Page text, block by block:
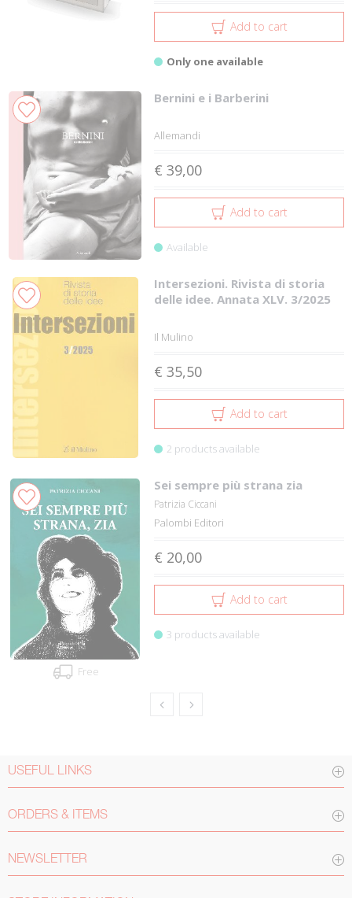
Add to cart
Only one available
Bernini e i Barberini
Allemandi
€ 39,00
Add to cart
Available
Intersezioni. Rivista di storia
delle idee. Annata XLV. 3/2025
Il Mulino
€ 35,50
Add to cart
2 products available
Free
Sei sempre più strana zia
Patrizia Ciccani
Palombi Editori
€ 20,00
Add to cart
3 products available
USEFUL LINKS
ORDERS & ITEMS
NEWSLETTER